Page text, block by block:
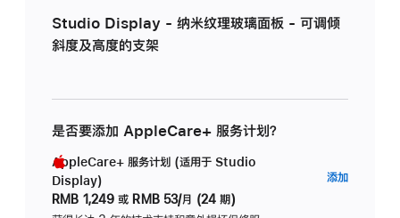
Studio Display - 纳米纹理玻璃面板 - 可调倾
斜度及高度的支架
是否要添加 AppleCare+ 服务计划？
AppleCare+ 服务计划 (适用于 Studio
Display)
RMB 1,249 或 RMB 53/月 (24 期)
添加